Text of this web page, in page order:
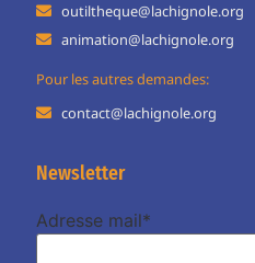
outiltheque@lachignole.org
animation@lachignole.org
Pour les autres demandes:
contact@lachignole.org
Newsletter
Adresse mail*